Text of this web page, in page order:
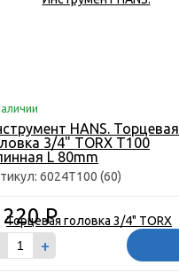
HANS. Торцевая
3/4" TORX T100
L 80mm
6024Т100 (60)
220Р
+